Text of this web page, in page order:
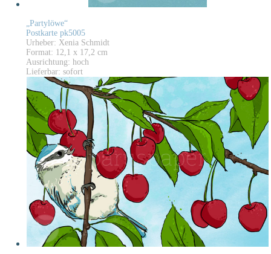
„Partylöwe“
Postkarte pk5005
Urheber: Xenia Schmidt
Format: 12,1 x 17,2 cm
Ausrichtung: hoch
Lieferbar: sofort